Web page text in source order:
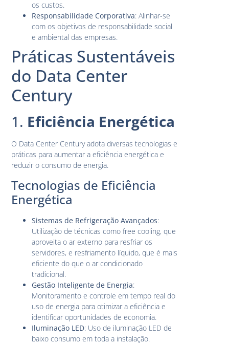
os custos.
Responsabilidade Corporativa: Alinhar-se
com os objetivos de responsabilidade social
e ambiental das empresas.
Práticas Sustentáveis
do Data Center
Century
1. Eficiência Energética
O Data Center Century adota diversas tecnologias e
práticas para aumentar a eficiência energética e
reduzir o consumo de energia.
Tecnologias de Eficiência
Energética
Sistemas de Refrigeração Avançados:
Utilização de técnicas como free cooling, que
aproveita o ar externo para resfriar os
servidores, e resfriamento líquido, que é mais
eficiente do que o ar condicionado
tradicional.
Gestão Inteligente de Energia:
Monitoramento e controle em tempo real do
uso de energia para otimizar a eficiência e
identificar oportunidades de economia.
Iluminação LED: Uso de iluminação LED de
baixo consumo em toda a instalação.